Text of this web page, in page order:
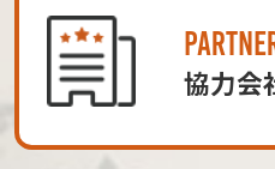
協力会